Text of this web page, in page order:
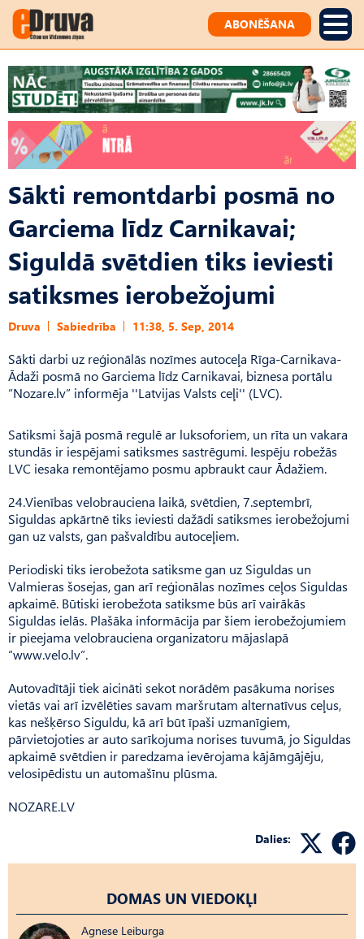
ABONĒŠANA
Sākti remontdarbi posmā no
Garciema līdz Carnikavai;
Siguldā svētdien tiks ieviesti
satiksmes ierobežojumi
Druva Sabiedrība 11:38, 5. Sep, 2014
Sākti darbi uz reģionālās nozīmes autoceļa Rīga-Carnikava-
Ādaži posmā no Garciema līdz Carnikavai, biznesa portālu
“Nozare.lv” informēja ''Latvijas Valsts ceļi'' (LVC).
Satiksmi šajā posmā regulē ar luksoforiem, un rīta un vakara
stundās ir iespējami satiksmes sastrēgumi. Iespēju robežās
LVC iesaka remontējamo posmu apbraukt caur Ādažiem.
24.Vienības velobrauciena laikā, svētdien, 7.septembrī,
Siguldas apkārtnē tiks ieviesti dažādi satiksmes ierobežojumi
gan uz valsts, gan pašvaldību autoceļiem.
Periodiski tiks ierobežota satiksme gan uz Siguldas un
Valmieras šosejas, gan arī reģionālas nozīmes ceļos Siguldas
apkaimē. Būtiski ierobežota satiksme būs arī vairākās
Siguldas ielās. Plašāka informācija par šiem ierobežojumiem
ir pieejama velobrauciena organizatoru mājaslapā
“www.velo.lv”.
Autovadītāji tiek aicināti sekot norādēm pasākuma norises
vietās vai arī izvēlēties savam maršrutam alternatīvus ceļus,
kas nešķērso Siguldu, kā arī būt īpaši uzmanīgiem,
pārvietojoties ar auto sarīkojuma norises tuvumā, jo Siguldas
apkaimē svētdien ir paredzama ievērojama kājāmgājēju,
velosipēdistu un automašīnu plūsma.
NOZARE.LV
Dalies:
DOMAS UN VIEDOKĻI
Agnese Leiburga